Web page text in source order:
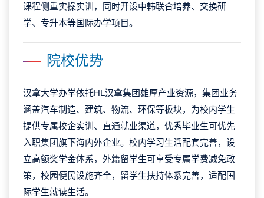
课程侧重实操实训，同时开设中韩联合培养、交换研
学、专升本等国际办学项目。
院校优势
汉拿大学办学依托HL汉拿集团雄厚产业资源，集团业务
涵盖汽车制造、建筑、物流、环保等板块，为校内学生
提供专属校企实训、直通就业渠道，优秀毕业生可优先
入职集团旗下海内外企业。校内学习生活配套完善，设
立高额奖学金体系，外籍留学生可享受专属学费减免政
策，校园便民设施齐全，留学生扶持体系完善，适配国
际学生就读生活。